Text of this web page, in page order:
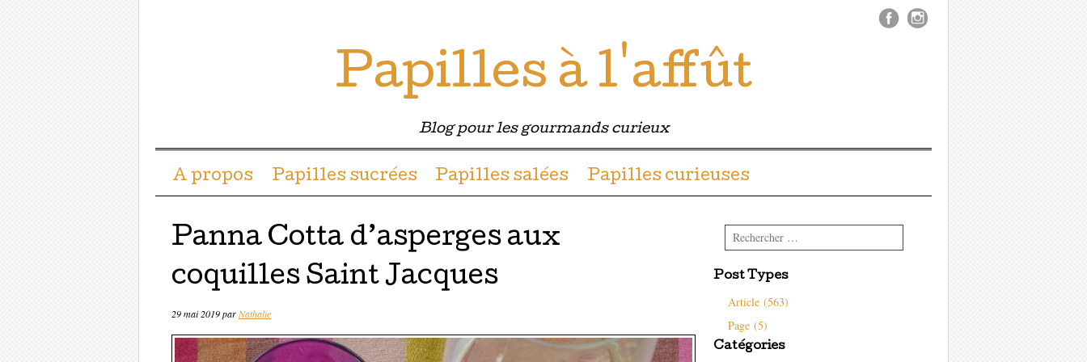
Papilles à l'affût
Blog pour les gourmands curieux
Menu ☰
Passer directement au contenu
A propos Papilles sucrées Papilles salées Papilles curieuses
Panna Cotta d’asperges aux
coquilles Saint Jacques
29 mai 2019parNathalie
Rechercher
Post Types
Article (563)
Page (5)
Catégories